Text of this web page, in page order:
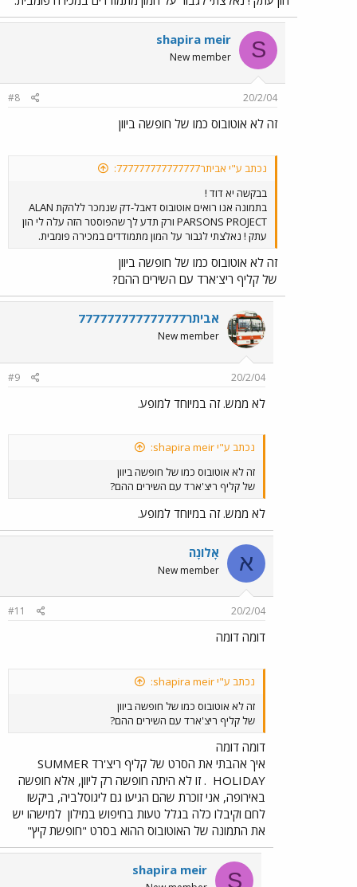
S
shapira meir
New member
20/2/04
#8
זה לא אוטובוס כמו של חופשה ביוון
נכתב ע"י אביתר777777777777777:
בבקשה יא דוד !
בתמונה אנו רואים אוטובוס דאבל-דק שנמכר ללהקת ALAN
PARSONS PROJECT ורק תדע לך שהפוסטר הזה עלה לי הון
עתק ! נאלצתי לגבור על המון מתמודדים במכירה פומבית.
זה לא אוטובוס כמו של חופשה ביוון
של קליף ריצ'ארד עם השירים ההם?
אביתר777777777777777
New member
20/2/04
#9
לא ממש. זה במיוחד למופע.
נכתב ע"י shapira meir:
זה לא אוטובוס כמו של חופשה ביוון
של קליף ריצ'ארד עם השירים ההם?
לא ממש. זה במיוחד למופע.
א אָלוֹנָה
New member
20/2/04
#11
דומה דומה
נכתב ע"י shapira meir:
זה לא אוטובוס כמו של חופשה ביוון
של קליף ריצ'ארד עם השירים ההם?
דומה דומה
איך אהבתי את הסרט של קליף ריצ'רד SUMMER
HOLIDAY . זו לא היתה חופשה רק ליוון, אלא חופשה
באירופה, אני זוכרת שהם הגיעו גם ליגוסלביה, ביקשו
לחם וקיבלו כלה בגלל טעות בחיפוש במילון למישהו יש
את התמונה של האוטובוס ההוא בסרט "חופשת קיץ"
S
shapira meir